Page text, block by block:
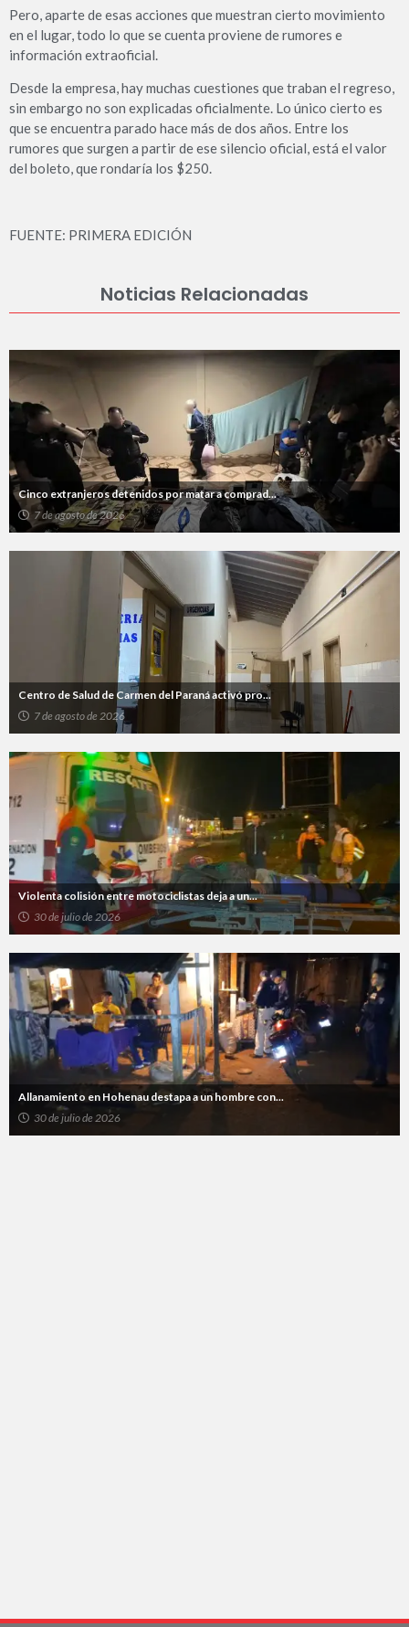
Pero, aparte de esas acciones que muestran cierto movimiento
en el lugar, todo lo que se cuenta proviene de rumores e
información extraoficial.
Desde la empresa, hay muchas cuestiones que traban el regreso,
sin embargo no son explicadas oficialmente. Lo único cierto es
que se encuentra parado hace más de dos años. Entre los
rumores que surgen a partir de ese silencio oficial, está el valor
del boleto, que rondaría los $250.
FUENTE: PRIMERA EDICIÓN
Noticias Relacionadas
Cinco extranjeros detenidos por matar a comprad...
7 de agosto de 2026
Centro de Salud de Carmen del Paraná activó pro...
7 de agosto de 2026
Violenta colisión entre motociclistas deja a un...
30 de julio de 2026
Allanamiento en Hohenau destapa a un hombre con...
30 de julio de 2026